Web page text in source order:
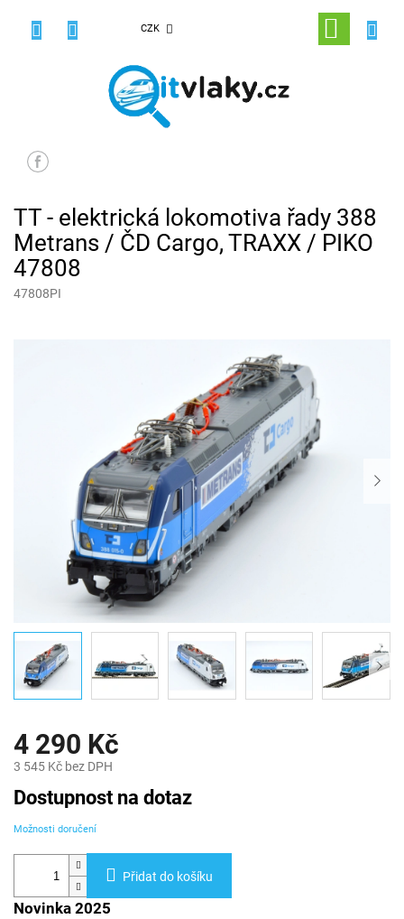
CZK
NÁKUPNÍ
KOŠÍK
TT - elektrická lokomotiva řady 388
Metrans / ČD Cargo, TRAXX / PIKO
47808
47808PI
4 290 Kč
3 545 Kč bez DPH
Měrná
cena:
Dostupnost na dotaz
Možnosti doručení
Přidat do košíku
Novinka 2025